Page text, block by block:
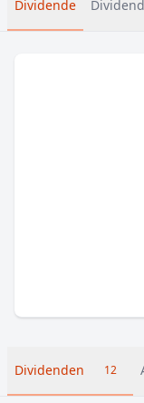
Dividende
Dividenden 12